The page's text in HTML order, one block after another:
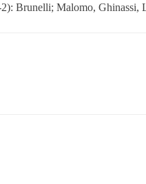
Brunelli; Malomo, Ghinassi,